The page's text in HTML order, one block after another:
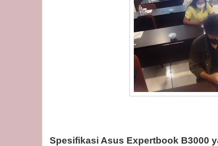
Spesifikasi Asus Expertbook B3000